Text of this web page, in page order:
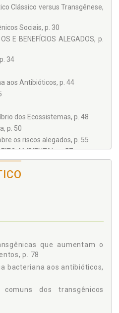
Clássico versus Transgênese,
Sociais, p. 30
E BENEFÍCIOS ALEGADOS, p.
34
aos Antibióticos, p. 44
dos Ecossistemas, p. 48
p. 50
os riscos alegados, p. 55
AMBIENTAL, p. 57
Qualidade de Vida, p. 59
aos Recursos Naturais,
p. 66
p. 69
p. 69
p. 71
ENTRE A IDEOLOGIA DOS
que aumentam o valor nutritivo
que aumentam o
p. 78
bacteriana aos antibióticos,
dos transgênicos